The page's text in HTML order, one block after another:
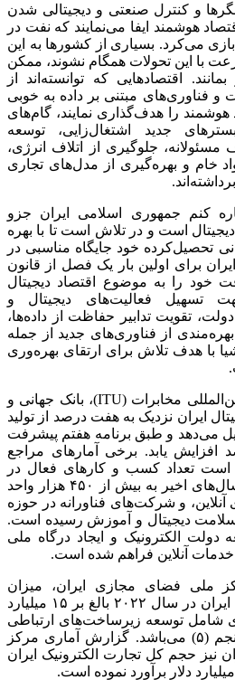
و کنترل صنعتی و دیجیتالی شدن
هوشمند ایفا می‌نمایند که نفت در
می‌کرد. بسیاری از کشورها به این
با این تحولات همگام نشوند، ممکن
اقتصادهایی که توانسته‌اند از
فناوری‌های مبتنی بر داده به خوبی
هوشمند را هدف‌گذاری نمایند، گام‌های
جدید اشتغال‌زایی، توسعه
جلوگیری از اتلاف انرژی،
خام و بهره‌گیری از مدل‌های تجاری
کنم جمهوری اسلامی ایران جزو
است و در تلاش است تا با بهره
تحصیل‌کرده خود جایگاه مناسبی در
برای اولین بار یک فصل از قانون
پیشرفت خود را به موضوع اقتصاد دیجیتال
تسهیل فعالیت‌های دیجیتال و
تقویت تدابیر حفاظت از داده‌ها،
از فناوری‌های جدید از جمله
با هدف تلاش برای ارتقای بهره‌وری
بر اساس آمارهای اتحادیه بین‌المللی مخابرات (ITU)، بانک جهانی و
ایران نزدیک به هفت درصد از تولید
می‌دهد و طبق برنامه هفتم پیشرفت
افزایش یابد. برخی آمارهای مراجع
تعداد کسب و کارهای فعال در
حوزه اقتصاد دیجیتال طی سال‌های اخیر به بیش از ۴۵۰ هزار واحد
و شرکت‌های فناورانه در حوزه
سلامت دیجیتال و آموزش رسیده است.
دولت الکترونیک و ایجاد درگاه ملی
آنلاین فراهم شده است.
ملی فضای مجازی ایران، میزان
سرمایه‌گذاری در بخش ICT ایران در سال ۲۰۲۲ بالغ بر ۱۵ میلیارد
شامل توسعه زیرساخت‌های ارتباطی
و شبکه‌های موبایلی نسل پنجم (۵) می‌باشد. گزارش آماری مرکز
نیز حجم کل تجارت الکترونیک ایران